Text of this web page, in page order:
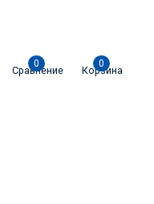
0
Сравнение
0
Корзина